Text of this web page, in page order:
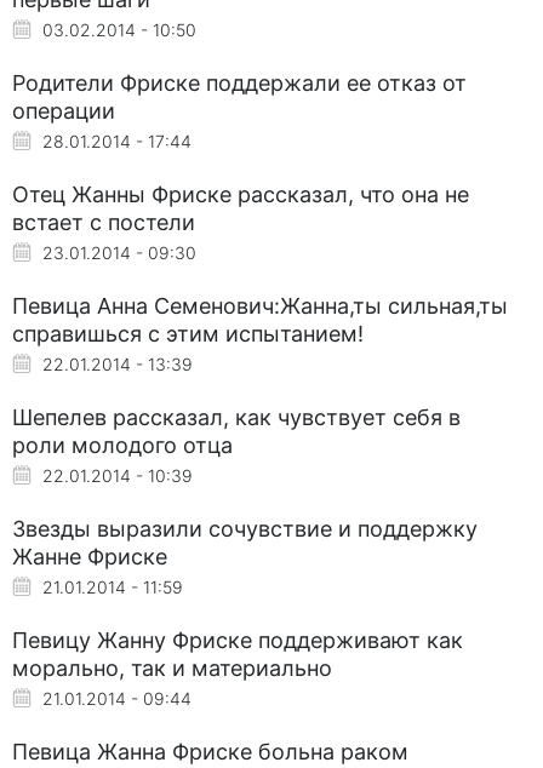
03.02.2014 - 10:50
Родители Фриске поддержали ее отказ от
операции
28.01.2014 - 17:44
Отец Жанны Фриске рассказал, что она не
встает с постели
23.01.2014 - 09:30
Певица Анна Семенович:Жанна,ты сильная,ты
справишься с этим испытанием!
22.01.2014 - 13:39
Шепелев рассказал, как чувствует себя в
роли молодого отца
22.01.2014 - 10:39
Звезды выразили сочувствие и поддержку
Жанне Фриске
21.01.2014 - 11:59
Певицу Жанну Фриске поддерживают как
морально, так и материально
21.01.2014 - 09:44
Певица Жанна Фриске больна раком